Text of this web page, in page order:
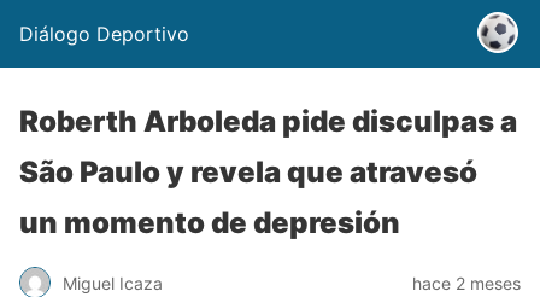
Diálogo Deportivo
Roberth Arboleda pide disculpas a
São Paulo y revela que atravesó
un momento de depresión
Miguel Icaza hace 2 meses